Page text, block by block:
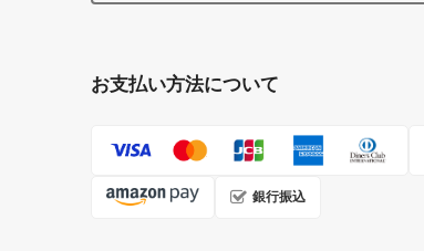
お支払い方法について
銀行振込